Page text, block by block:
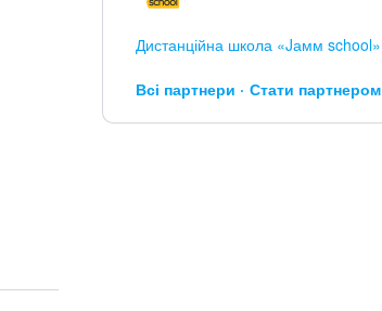
Дистанційна школа «Jамм school»
Всі партнери Стати партнером